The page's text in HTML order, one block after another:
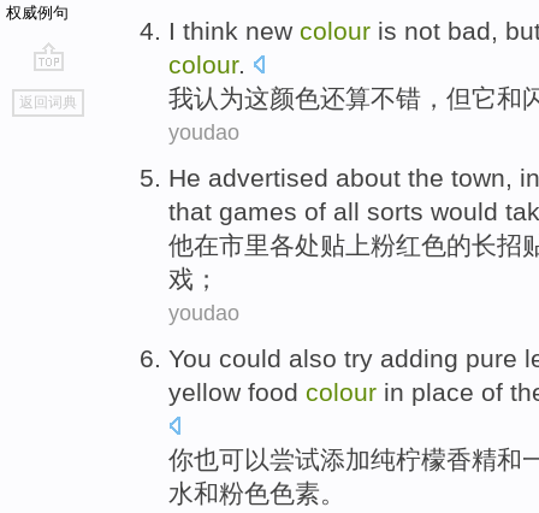
权威例句
go
top
返回词典
I think new colour is not bad,
colour.
我认为这颜色还算不错 ， 但它和
youdao
He advertised about the town,
that games of all sorts would
他在市里各处贴上粉红色的长招
戏 ；
youdao
You could also try adding pure
yellow food colour in place of
你也可以尝试添加纯柠檬香精和
水和粉色色素。